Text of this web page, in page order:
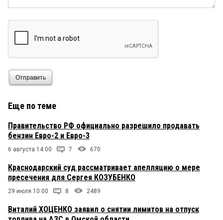
Отправить
Еще по теме
Правительство РФ официально разрешило продавать
бензин Евро-2 и Евро-3
6 августа 14:00 7 670
Краснодарский суд рассматривает апелляцию о мере
пресечения для Сергея КОЗУБЕНКО
29 июля 10:00 8 2489
Виталий ХОЦЕНКО заявил о снятии лимитов на отпуск